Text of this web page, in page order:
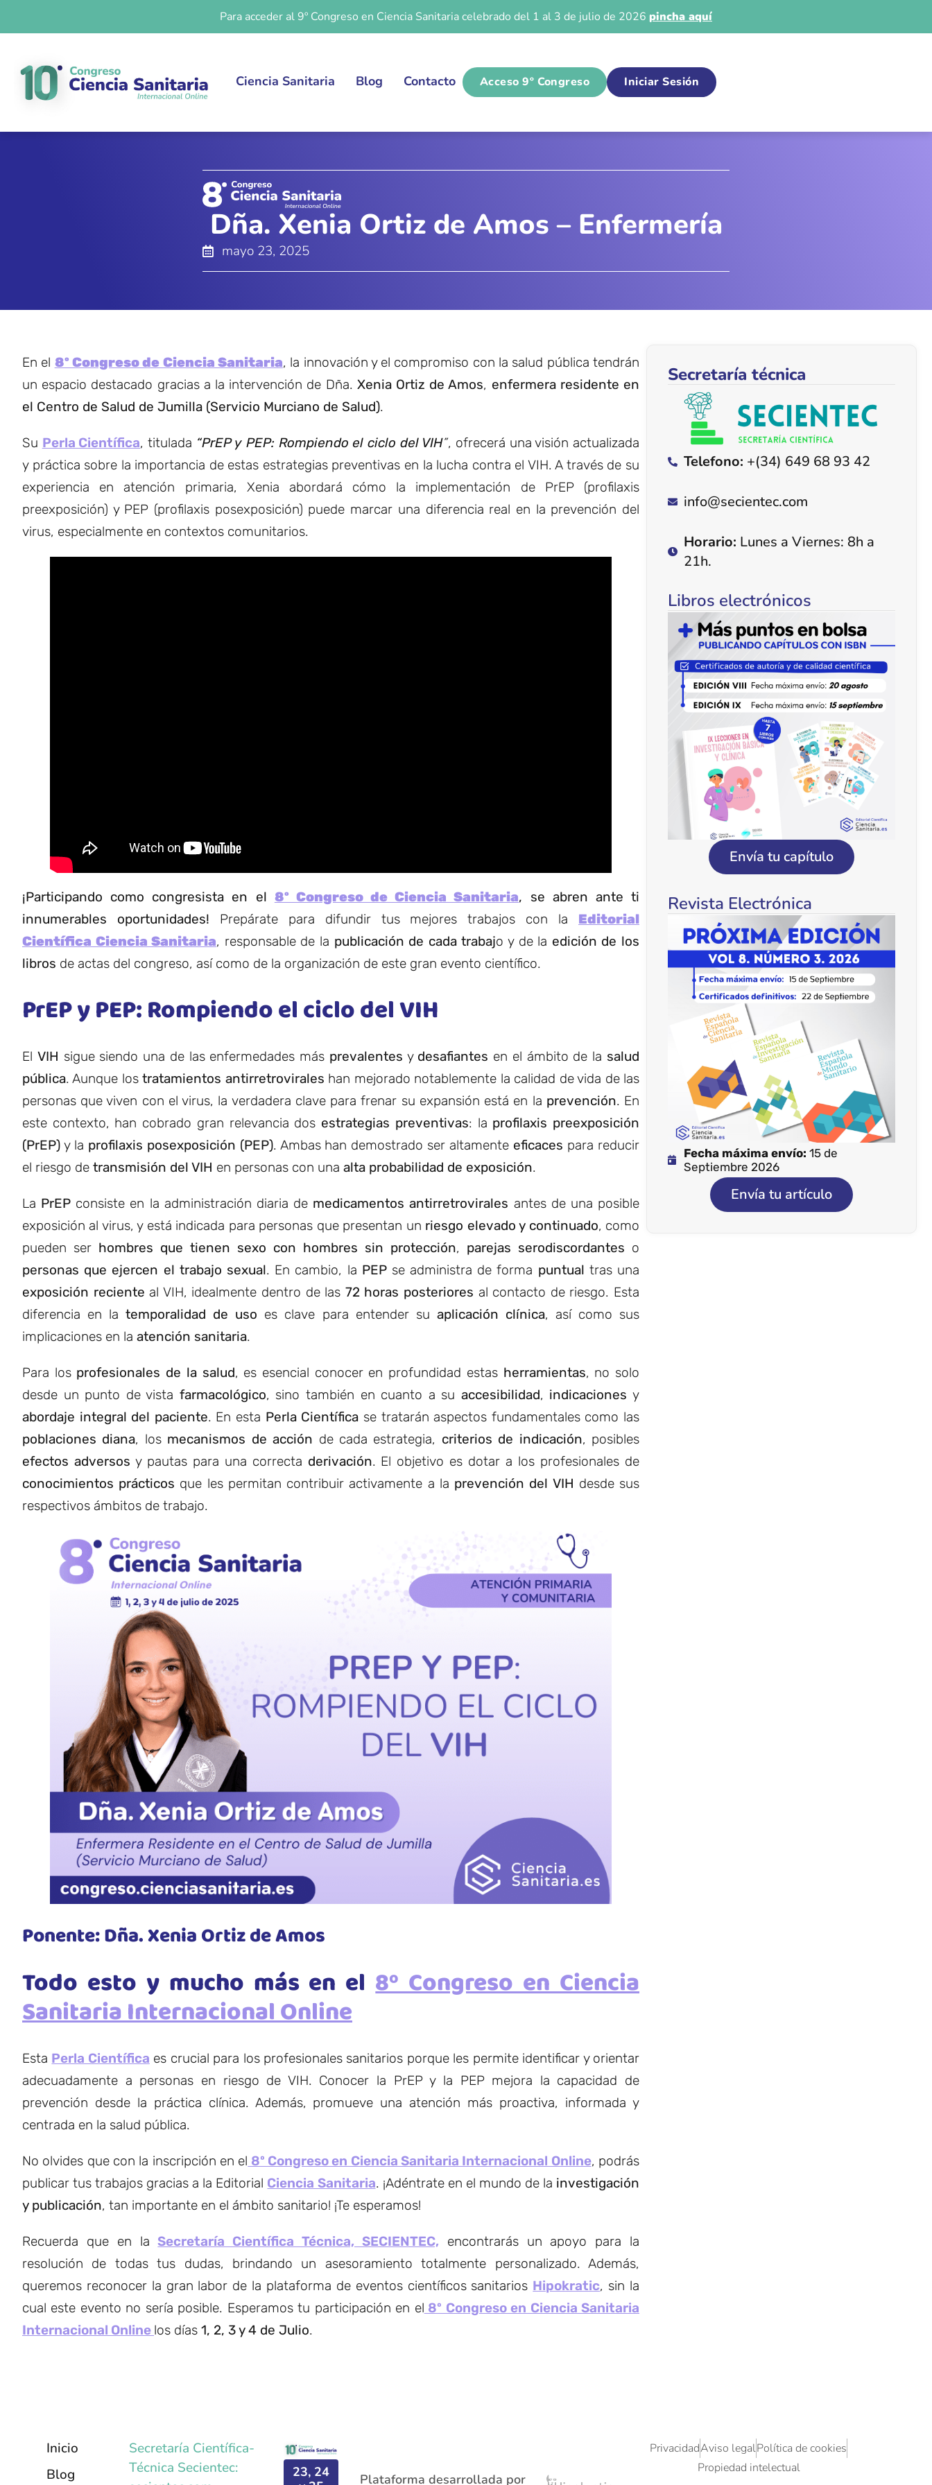
Para acceder al 9º Congreso en Ciencia Sanitaria celebrado del 1 al 3 de julio de 2026 pincha aquí
Ciencia Sanitaria Blog Contacto Acceso 9º Congreso Iniciar Sesión
Dña. Xenia Ortiz de Amos – Enfermería
mayo 23, 2025
En el 8º Congreso de Ciencia Sanitaria, la innovación y el compromiso con la salud pública tendrán
un espacio destacado gracias a la intervención de Dña. Xenia Ortiz de Amos, enfermera residente en
el Centro de Salud de Jumilla (Servicio Murciano de Salud).
Su Perla Científica, titulada “PrEP y PEP: Rompiendo el ciclo del VIH”, ofrecerá una visión actualizada
y práctica sobre la importancia de estas estrategias preventivas en la lucha contra el VIH. A través de su
experiencia en atención primaria, Xenia abordará cómo la implementación de PrEP (profilaxis
preexposición) y PEP (profilaxis posexposición) puede marcar una diferencia real en la prevención del
virus, especialmente en contextos comunitarios.
¡Participando como congresista en el 8º Congreso de Ciencia Sanitaria, se abren ante ti
innumerables oportunidades! Prepárate para difundir tus mejores trabajos con la Editorial
Científica Ciencia Sanitaria, responsable de la publicación de cada trabajo y de la edición de los
libros de actas del congreso, así como de la organización de este gran evento científico.
PrEP y PEP: Rompiendo el ciclo del VIH
El VIH sigue siendo una de las enfermedades más prevalentes y desafiantes en el ámbito de la salud
pública. Aunque lostratamientos antirretrovirales han mejorado notablemente la calidad de vida de las
personas que viven con el virus, la verdadera clave para frenar su expansión está en la prevención. En
este contexto, han cobrado gran relevancia dos estrategias preventivas: la profilaxis preexposición
(PrEP) y la profilaxis posexposición (PEP). Ambas han demostrado ser altamente eficaces para reducir
el riesgo de transmisión del VIH en personas con una alta probabilidad de exposición.
La PrEP consiste en la administración diaria de medicamentos antirretrovirales antes de una posible
exposición al virus, y está indicada para personas que presentan un riesgo elevado y continuado, como
pueden ser hombres que tienen sexo con hombres sin protección, parejas serodiscordantes o
personas que ejercen el trabajo sexual. En cambio, la PEPse administra de forma puntual tras una
exposición reciente al VIH, idealmente dentro de las 72 horas posteriores al contacto de riesgo. Esta
diferencia en latemporalidad de uso es clave para entender su aplicación clínica, así como sus
implicaciones en la atención sanitaria.
Para los profesionales de la salud, es esencial conocer en profundidad estas herramientas, no solo
desde un punto de vista farmacológico, sino también en cuanto a su accesibilidad, indicaciones y
abordaje integral del paciente. En esta Perla Científica se tratarán aspectos fundamentales como las
poblaciones diana, los mecanismos de acción de cada estrategia, criterios de indicación, posibles
efectos adversos y pautas para una correcta derivación. El objetivo es dotar a los profesionales de
conocimientos prácticos que les permitan contribuir activamente a la prevención del VIH desde sus
respectivos ámbitos de trabajo.
Ponente: Dña. Xenia Ortiz de Amos
Todo esto y mucho más en el8º Congreso en Ciencia
Sanitaria Internacional Online
Esta Perla Científica es crucial para los profesionales sanitarios porque les permite identificar y orientar
adecuadamente a personas en riesgo de VIH. Conocer la PrEP y la PEP mejora la capacidad de
prevención desde la práctica clínica. Además, promueve una atención más proactiva, informada y
centrada en la salud pública.
No olvides que con la inscripción en el 8º Congreso en Ciencia Sanitaria Internacional Online, podrás
publicar tus trabajos gracias a la Editorial Ciencia Sanitaria. ¡Adéntrate en el mundo de la investigación
y publicación, tan importante en el ámbito sanitario! ¡Te esperamos!
Recuerda que en laSecretaría Científica Técnica, SECIENTEC, encontrarás un apoyo para la
resolución de todas tus dudas, brindando un asesoramiento totalmente personalizado. Además,
queremos reconocer la gran labor de la plataforma de eventos científicos sanitarios Hipokratic, sin la
cual este evento no sería posible. Esperamos tu participación en el 8º Congreso en Ciencia Sanitaria
Internacional Online los días 1, 2, 3 y 4 de Julio.
Secretaría técnica
Telefono: +(34) 649 68 93 42
info@secientec.com
Horario: Lunes a Viernes: 8h a
21h.
Libros electrónicos
Envía tu capítulo
Revista Electrónica
Fecha máxima envío: 15 de
Septiembre 2026
Envía tu artículo
Inicio
Blog
Secretaría Científica-
Técnica Secientec:
23, 24
Plataforma desarrollada por
PrivacidadAviso legalPolítica de cookies
Propiedad intelectual